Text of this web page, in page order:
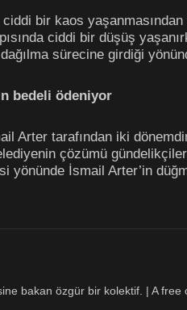
bir kaos
ciddi bir düşüş
dağılma sürecine girdiği
bedeli ödeniyor
Arter tarafından iki
çözümü
yönünde İsmail Arter’in
bakan özgür bir kolektif. | A